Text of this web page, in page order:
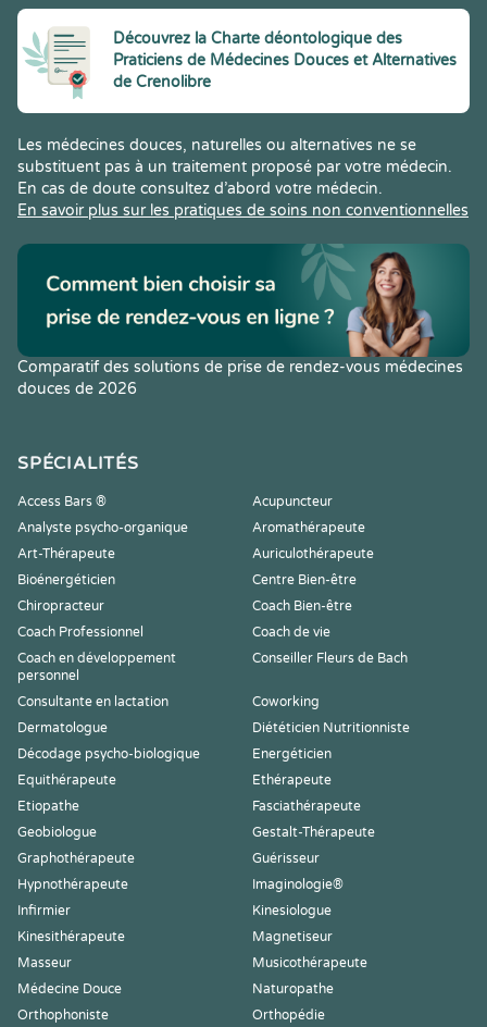
Découvrez la Charte déontologique des
Praticiens de Médecines Douces et Alternatives
de Crenolibre
Les médecines douces, naturelles ou alternatives ne se
substituent pas à un traitement proposé par votre médecin.
En cas de doute consultez d’abord votre médecin.
En savoir plus sur les pratiques de soins non conventionnelles
Comparatif des solutions de prise de rendez-vous médecines
douces de 2026
SPÉCIALITÉS
Access Bars ®
Acupuncteur
Analyste psycho-organique
Aromathérapeute
Art-Thérapeute
Auriculothérapeute
Bioénergéticien
Centre Bien-être
Chiropracteur
Coach Bien-être
Coach Professionnel
Coach de vie
Coach en développement
personnel
Conseiller Fleurs de Bach
Consultante en lactation
Coworking
Dermatologue
Diététicien Nutritionniste
Décodage psycho-biologique
Energéticien
Equithérapeute
Ethérapeute
Etiopathe
Fasciathérapeute
Geobiologue
Gestalt-Thérapeute
Graphothérapeute
Guérisseur
Hypnothérapeute
Imaginologie®
Infirmier
Kinesiologue
Kinesithérapeute
Magnetiseur
Masseur
Musicothérapeute
Médecine Douce
Naturopathe
Orthophoniste
Orthopédie